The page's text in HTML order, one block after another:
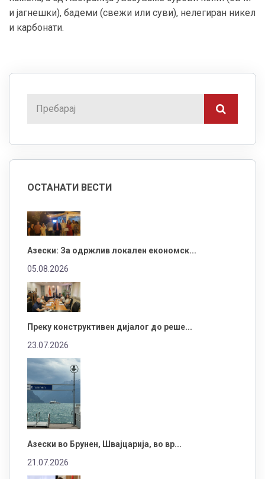
и јагнешки), бадеми (свежи или суви), нелегиран никел
и карбонати.
ОСТАНАТИ ВЕСТИ
Азески: За одржлив локален економск...
05.08.2026
Преку конструктивен дијалог до реше...
23.07.2026
Азески во Брунен, Швајцарија, во вр...
21.07.2026